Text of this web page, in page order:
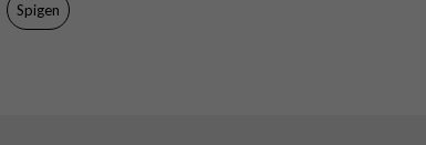
Spigen